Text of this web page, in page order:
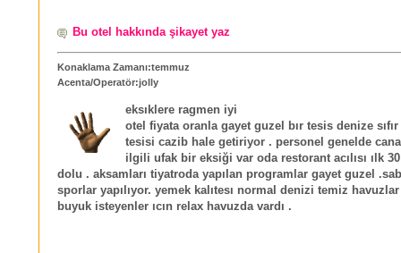
Bu otel hakkında şikayet yaz
Konaklama Zamanı:temmuz
Acenta/Operatör:jolly
eksıklere ragmen iyi
otel fiyata oranla gayet guzel bır tesis denize
tesisi cazib hale getiriyor . personel genelde cana
ilgili ufak bir eksiği var oda restorant acılısı ılk
dolu . aksamları tiyatroda yapılan programlar gayet guzel
sporlar yapılıyor. yemek kalıtesı normal denizi temiz havuzlar
buyuk isteyenler ıcın relax havuzda vardı .